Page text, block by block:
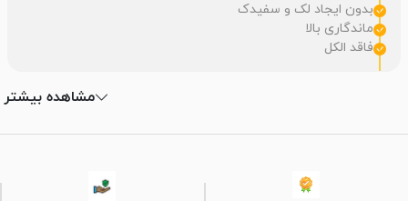
بدون ایجاد لک و سفیدک
ماندگاری بالا
فاقد الکل
مشاهده بیشتر